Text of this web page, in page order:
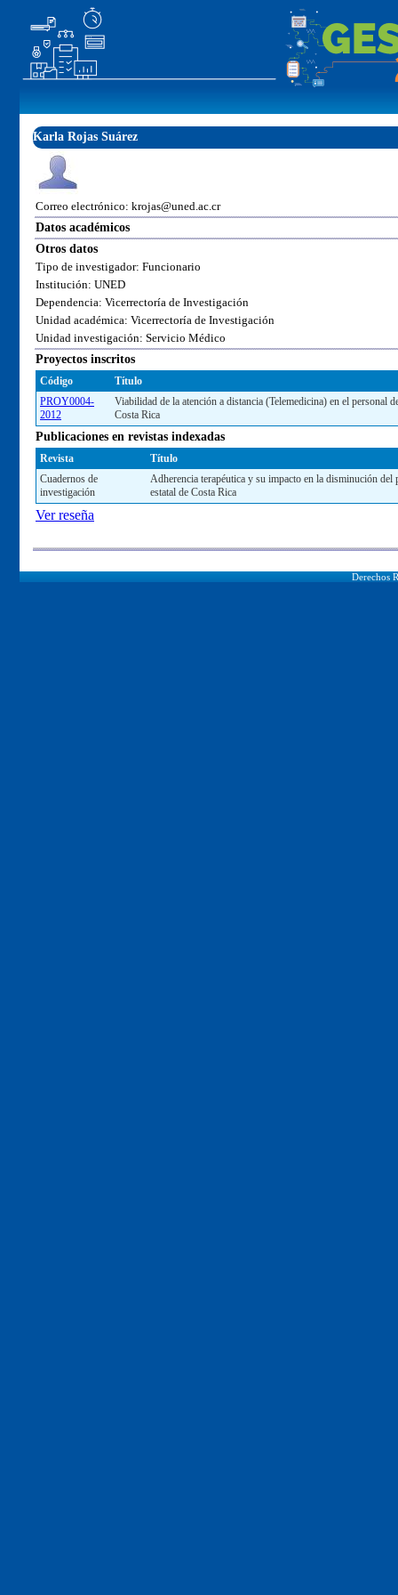
Karla Rojas Suárez
Correo electrónico: krojas@uned.ac.cr
Datos académicos
Otros datos
Tipo de investigador: Funcionario
Institución: UNED
Dependencia: Vicerrectoría de Investigación
Unidad académica: Vicerrectoría de Investigación
Unidad investigación: Servicio Médico
Proyectos inscritos
Código
Título
PROY0004-
2012
Viabilidad de la atención a distancia (Telemedicina) en el personal
Costa Rica
Publicaciones en revistas indexadas
Revista
Título
Cuadernos de
investigación
Adherencia terapéutica y su impacto en la disminución
estatal de Costa Rica
Ver reseña
Derechos